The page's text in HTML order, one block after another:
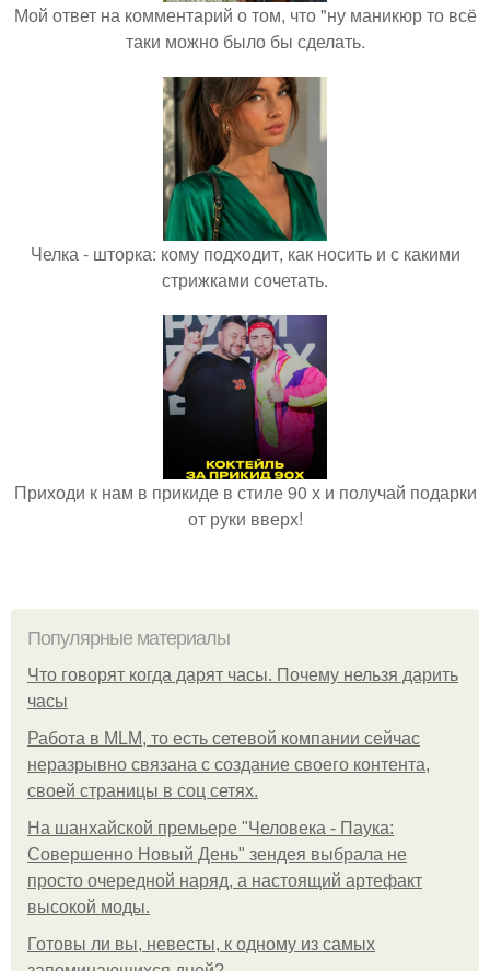
Мой ответ на комментарий о том, что "ну маникюр то всё
таки можно было бы сделать.
Челка - шторка: кому подходит, как носить и с какими
стрижками сочетать.
Приходи к нам в прикиде в стиле 90 х и получай подарки
от руки вверх!
Популярные материалы
Что говорят когда дарят часы. Почему нельзя дарить
часы
Работа в MLM, то есть сетевой компании сейчас
неразрывно связана с создание своего контента,
своей страницы в соц сетях.
На шанхайской премьере "Человека - Паука:
Совершенно Новый День" зендея выбрала не
просто очередной наряд, а настоящий артефакт
высокой моды.
Готовы ли вы, невесты, к одному из самых